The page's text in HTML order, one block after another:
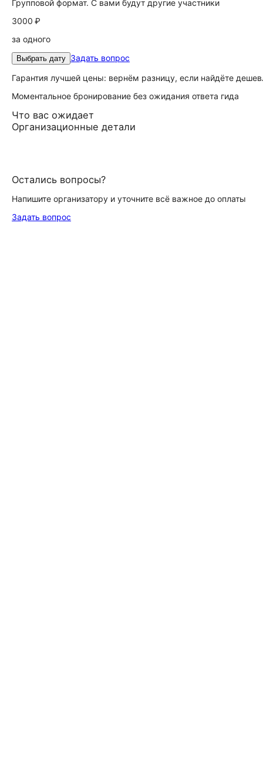
Групповой формат. С вами будут другие участники
3000 ₽
за одного
Выбрать дату Задать вопрос
Гарантия лучшей цены: вернём разницу, если найдёте
Моментальное бронирование без ожидания ответа гида
Что вас ожидает
Организационные детали
Остались вопросы?
Напишите организатору и уточните всё важное до оплаты
Задать вопрос